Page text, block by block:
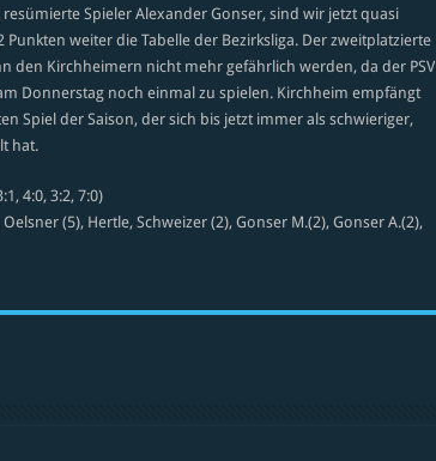
Spieler Alexander Gonser, sind wir jetzt quasi
weiter die Tabelle der Bezirksliga. Der zweitplatzierte
den Kirchheimern nicht mehr gefährlich werden, da der PSV
Donnerstag noch einmal zu spielen. Kirchheim empfängt
Spiel der Saison, der sich bis jetzt immer als schwieriger,
hat.
4:0, 3:2, 7:0)
(5), Hertle, Schweizer (2), Gonser M.(2), Gonser A.(2),